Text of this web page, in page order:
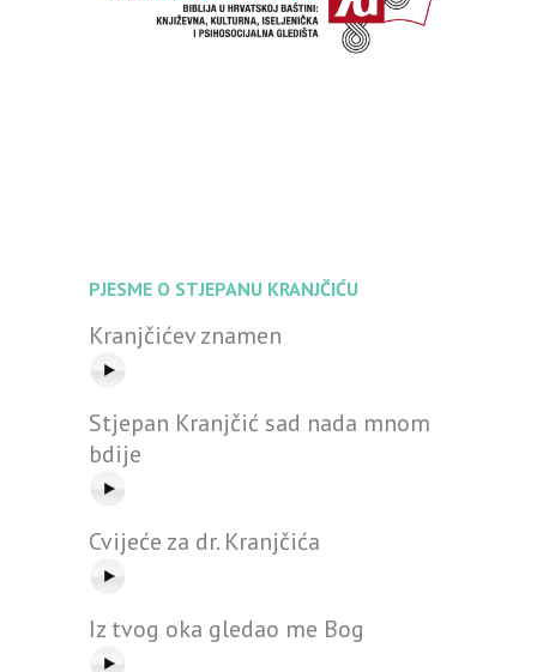
PJESME O STJEPANU KRANJČIĆU
Kranjčićev znamen
Stjepan Kranjčić sad nada mnom
bdije
Cvijeće za dr. Kranjčića
Iz tvog oka gledao me Bog